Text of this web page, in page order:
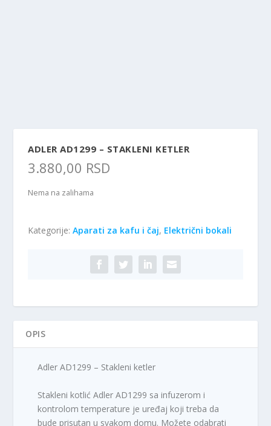
ADLER AD1299 – STAKLENI KETLER
3.880,00 RSD
Nema na zalihama
Kategorije:Aparati za kafu i čaj, Električni bokali
OPIS
Adler AD1299 – Stakleni ketler
Stakleni kotlić Adler AD1299 sa infuzerom i
kontrolom temperature je uređaj koji treba da
bude prisutan u svakom domu. Možete odabrati